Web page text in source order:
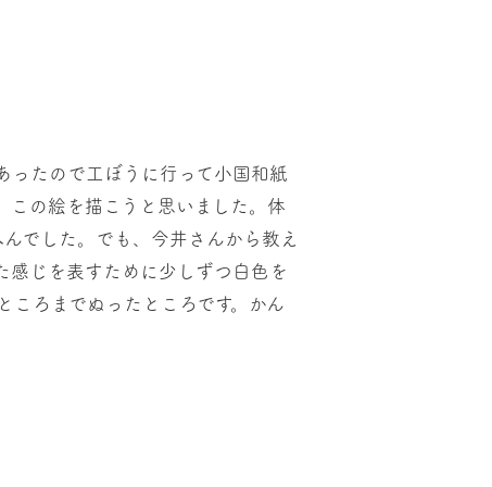
ったので工ぼうに行って小国和紙
この絵を描こうと思いました。体
でした。でも、今井さんから教え
感じを表すために少しずつ白色を
ころまでぬったところです。かん